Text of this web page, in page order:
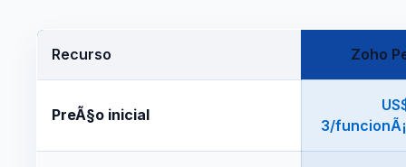
Recurso Zoho
PreÃ§o inicial
3/